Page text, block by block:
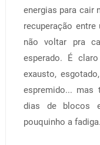
energias para cair
recuperação
não voltar pra
esperado. É
exausto,
espremido... mas
dias de blocos
pouquinho a fadiga.